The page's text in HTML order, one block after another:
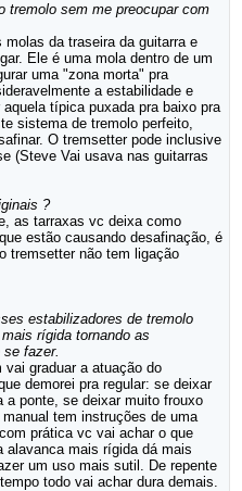
tremolo sem me preocupar com
da traseira da guitarra e
Ele é uma mola dentro de um
uma "zona morta" pra
a estabilidade e
típica puxada pra baixo pra
sistema de tremolo perfeito,
O tremsetter pode inclusive
(Steve Vai usava nas guitarras
?
as tarraxas vc deixa como
estão causando desafinação, é
tremsetter não tem ligação
estabilizadores de tremolo
rígida tornando as
fazer.
graduar a atuação do
demorei pra regular: se deixar
a ponte, se deixar muito frouxo
tem instruções de uma
prática vc vai achar o que
mais rígida dá mais
um uso mais sutil. De repente
todo vai achar dura demais.